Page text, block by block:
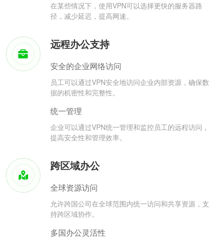
在某些情况下，使用VPN可以选择更快的服务器路
径，减少延迟，提高网速。
远程办公支持
安全的企业网络访问
员工可以通过VPN安全地访问企业内部资源，确保数
据的机密性和完整性。
统一管理
企业可以通过VPN统一管理和监控员工的远程访问，
提高安全性和管理效率。
跨区域办公
全球资源访问
允许跨国公司在全球范围内统一访问和共享资源，支
持跨区域协作。
多国办公灵活性